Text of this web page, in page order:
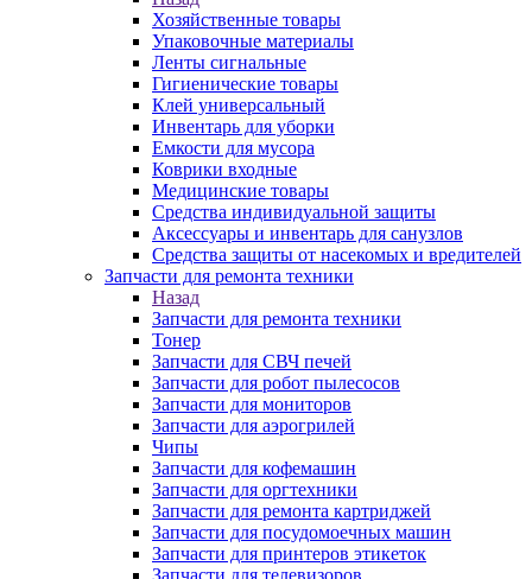
Хозяйственные товары
Упаковочные материалы
Ленты сигнальные
Гигиенические товары
Клей универсальный
Инвентарь для уборки
Емкости для мусора
Коврики входные
Медицинские товары
Средства индивидуальной защиты
Аксессуары и инвентарь для санузлов
Средства защиты от насекомых и вредителей
Запчасти для ремонта техники
Назад
Запчасти для ремонта техники
Тонер
Запчасти для СВЧ печей
Запчасти для робот пылесосов
Запчасти для мониторов
Запчасти для аэрогрилей
Чипы
Запчасти для кофемашин
Запчасти для оргтехники
Запчасти для ремонта картриджей
Запчасти для посудомоечных машин
Запчасти для принтеров этикеток
Запчасти для телевизоров